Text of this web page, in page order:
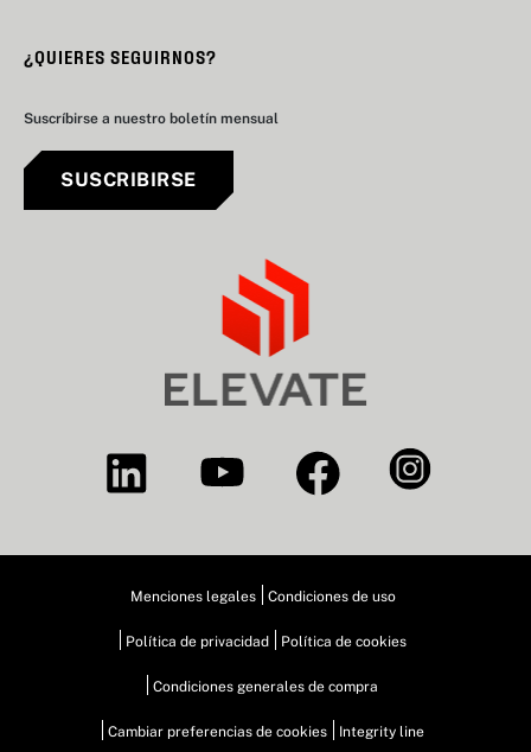
¿QUIERES SEGUIRNOS?
Suscríbirse a nuestro boletín mensual
SUSCRIBIRSE
Menciones legales Condiciones de uso
Política de privacidad Política de cookies
Condiciones generales de compra
Cambiar preferencias de cookies Integrity line